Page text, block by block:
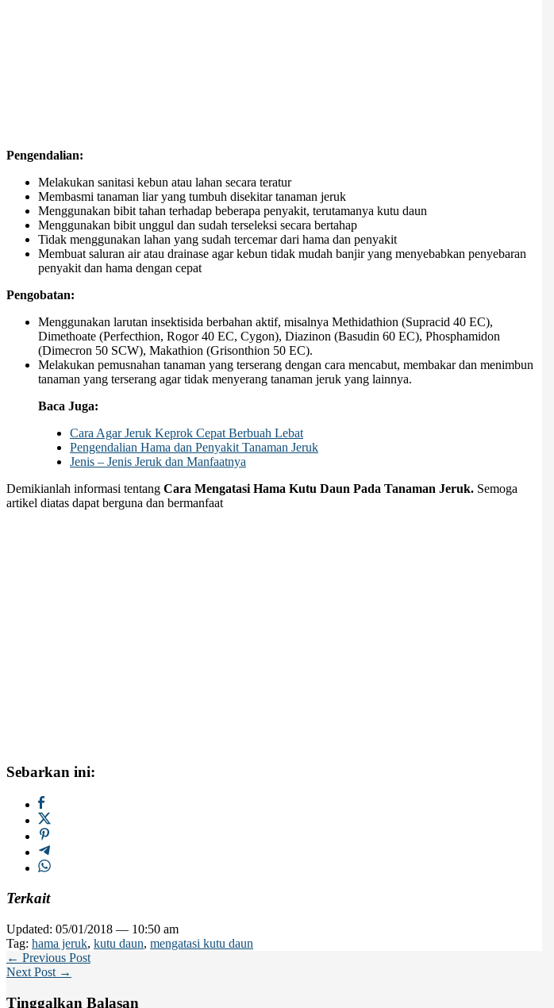
Pengendalian:
Melakukan sanitasi kebun atau lahan secara teratur
Membasmi tanaman liar yang tumbuh disekitar tanaman jeruk
Menggunakan bibit tahan terhadap beberapa penyakit, terutamanya kutu daun
Menggunakan bibit unggul dan sudah terseleksi secara bertahap
Tidak menggunakan lahan yang sudah tercemar dari hama dan penyakit
Membuat saluran air atau drainase agar kebun tidak mudah banjir yang menyebabkan penyebaran
penyakit dan hama dengan cepat
Pengobatan:
Menggunakan larutan insektisida berbahan aktif, misalnya Methidathion (Supracid 40 EC),
Dimethoate (Perfecthion, Rogor 40 EC, Cygon), Diazinon (Basudin 60 EC), Phosphamidon
(Dimecron 50 SCW), Makathion (Grisonthion 50 EC).
Melakukan pemusnahan tanaman yang terserang dengan cara mencabut, membakar dan menimbun
tanaman yang terserang agar tidak menyerang tanaman jeruk yang lainnya.
Baca Juga:
Cara Agar Jeruk Keprok Cepat Berbuah Lebat
Pengendalian Hama dan Penyakit Tanaman Jeruk
Jenis – Jenis Jeruk dan Manfaatnya
Demikianlah informasi tentang Cara Mengatasi Hama Kutu Daun Pada Tanaman Jeruk. Semoga
artikel diatas dapat berguna dan bermanfaat
Sebarkan ini:
Terkait
Updated: 05/01/2018 — 10:50 am
Tag: hama jeruk, kutu daun, mengatasi kutu daun
← Previous Post
Next Post →
Tinggalkan Balasan